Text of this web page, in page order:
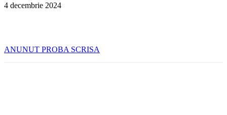
4 decembrie 2024
ANUNUT PROBA SCRISA